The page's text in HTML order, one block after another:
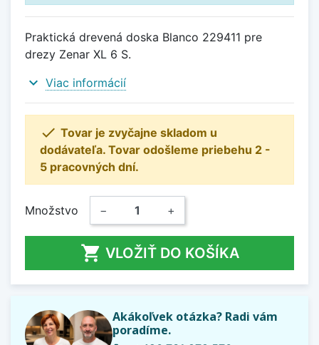
Praktická drevená doska Blanco 229411 pre
drezy Zenar XL 6 S.
expand_more Viac informácií
 Tovar je zvyčajne skladom u
dodávateľa. Tovar odošleme priebehu 2 -
5 pracovných dní.
Množstvo − +
 VLOŽIŤ DO KOŠÍKA
Akákoľvek otázka? Radi vám
poradíme.